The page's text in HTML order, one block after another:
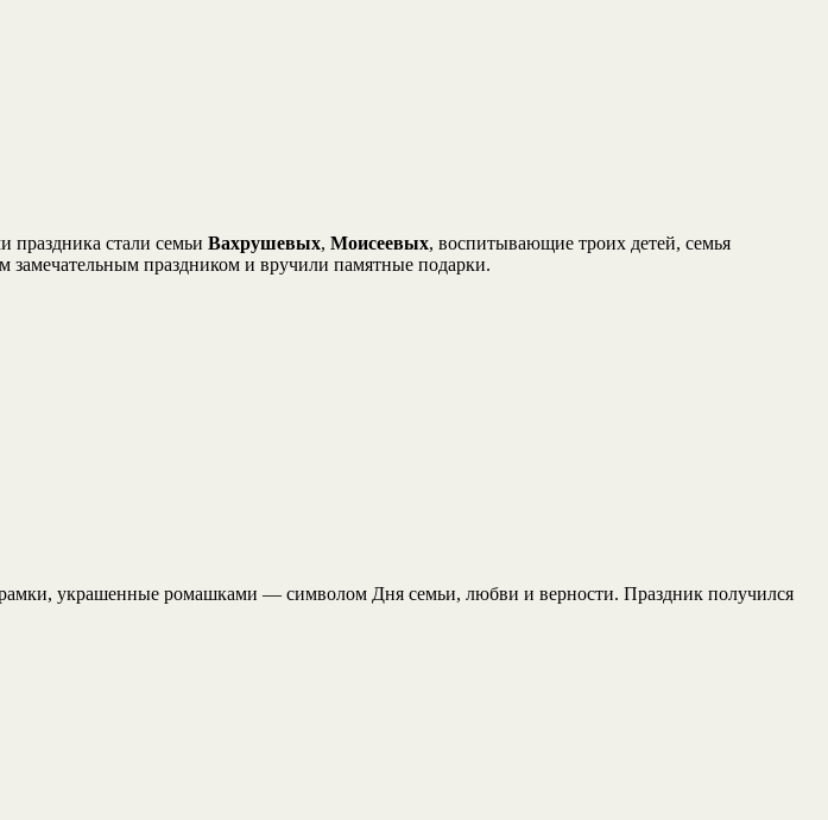
праздника стали семьи Вахрушевых, Моисеевых, воспитывающие троих детей, семья
замечательным праздником и вручили памятные подарки.
украшенные ромашками — символом Дня семьи, любви и верности. Праздник получился